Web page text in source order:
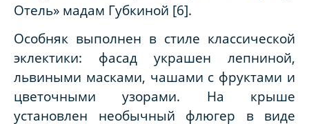
Отель» мадам Губкиной [6].
Особняк выполнен в стиле классической
эклектики: фасад украшен лепниной,
львиными масками, чашами с фруктами и
цветочными узорами. На крыше
установлен необычный флюгер в виде